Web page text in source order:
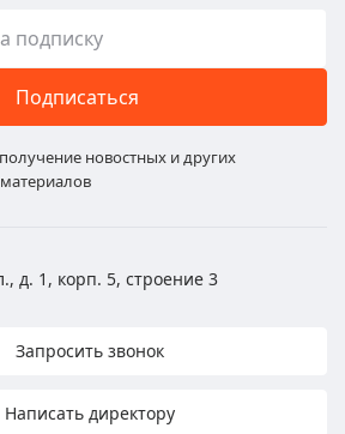
Подписаться
новостных и других
д. 1, корп. 5, строение 3
Запросить звонок
Написать директору